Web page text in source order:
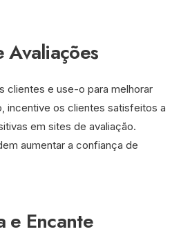
Avaliações
clientes e use-o para melhorar
incentive os clientes satisfeitos a
em sites de avaliação.
aumentar a confiança de
e Encante